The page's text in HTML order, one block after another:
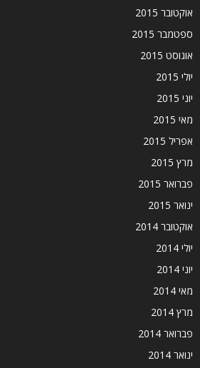
אוקטובר 2015
ספטמבר 2015
אוגוסט 2015
יולי 2015
יוני 2015
מאי 2015
אפריל 2015
מרץ 2015
פברואר 2015
ינואר 2015
אוקטובר 2014
יולי 2014
יוני 2014
מאי 2014
מרץ 2014
פברואר 2014
ינואר 2014